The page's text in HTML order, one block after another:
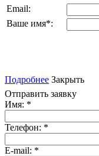
Email:
Ваше имя*:
Подробнее Закрыть
Отправить заявку
Имя: *
Телефон: *
E-mail: *